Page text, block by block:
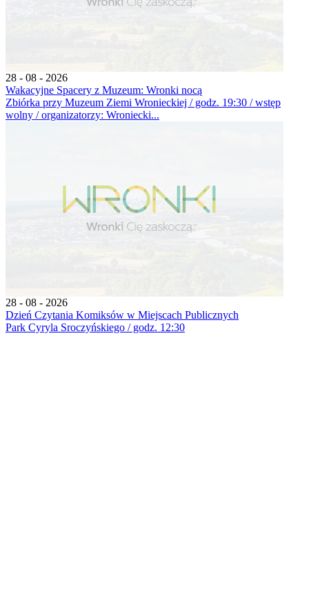
28 - 08 - 2026
Wakacyjne Spacery z Muzeum: Wronki nocą
Zbiórka przy Muzeum Ziemi Wronieckiej / godz. 19:30 / wstęp
wolny / organizatorzy: Wroniecki...
28 - 08 - 2026
Dzień Czytania Komiksów w Miejscach Publicznych
Park Cyryla Sroczyńskiego / godz. 12:30